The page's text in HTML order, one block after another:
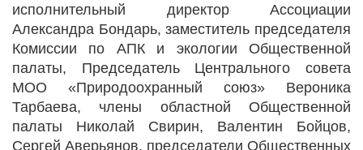
исполнительный директор Ассоциации
Александра Бондарь, заместитель председателя
Комиссии по АПК и экологии Общественной
палаты, Председатель Центрального совета
МОО «Природоохранный союз» Вероника
Тарбаева, члены областной Общественной
палаты Николай Свирин, Валентин Бойцов,
Сергей Аверьянов, председатели Общественных